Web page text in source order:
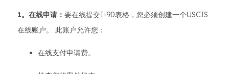
1。在线申请： 要在线提交I-90表格，您必须创建一个USCIS
在线账户。 此账户允许您：
在线支付申请费。